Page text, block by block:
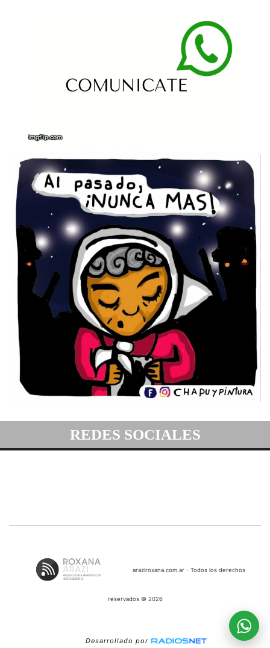
REDES SOCIALES
araziroxana.com.ar - Todos los derechos
reservados © 2026
Desarrollado por